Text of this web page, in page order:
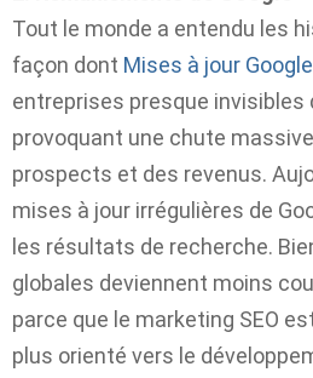
Tout le monde a entendu les
façon dont Mises à jour Google
entreprises presque invisibles
provoquant une chute
prospects et des revenus.
mises à jour irrégulières de
les résultats de recherche.
globales deviennent moins
parce que le marketing SEO
plus orienté vers le